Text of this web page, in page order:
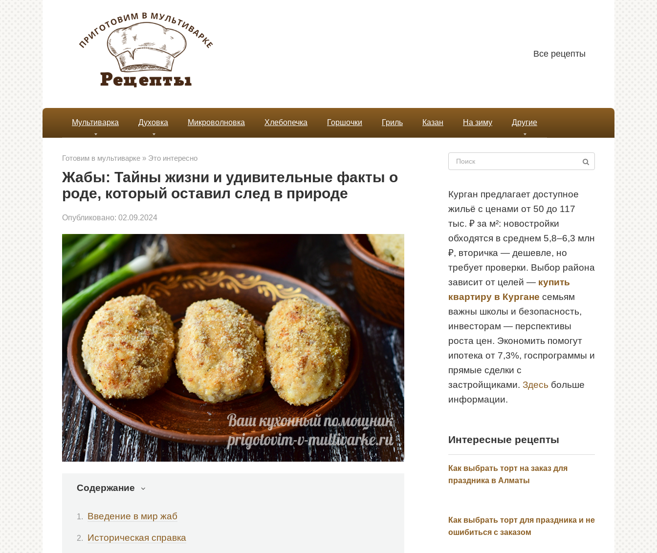
Все рецепты
Мультиварка Духовка Микроволновка Хлебопечка Горшочки Гриль Казан На зиму Другие
Готовим в мультиварке » Это интересно
Жабы: Тайны жизни и удивительные факты о
роде, который оставил след в природе
Опубликовано: 02.09.2024
Содержание
Введение в мир жаб
Историческая справка
Поиск:
Курган предлагает доступное
жильё с ценами от 50 до 117
тыс. ₽ за м²: новостройки
обходятся в среднем 5,8–6,3 млн
₽, вторичка — дешевле, но
требует проверки. Выбор района
зависит от целей — купить
квартиру в Кургане семьям
важны школы и безопасность,
инвесторам — перспективы
роста цен. Экономить помогут
ипотека от 7,3%, госпрограммы и
прямые сделки с
застройщиками. Здесь больше
информации.
Интересные рецепты
Как выбрать торт на заказ для
праздника в Алматы
Как выбрать торт для праздника и не
ошибиться с заказом